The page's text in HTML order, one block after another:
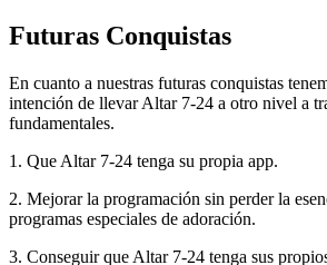
Futuras Conquistas
En cuanto a nuestras futuras conquistas
intención de llevar Altar 7-24 a otro nivel a
fundamentales.
1. Que Altar 7-24 tenga su propia app.
2. Mejorar la programación sin perder la
programas especiales de adoración.
3. Conseguir que Altar 7-24 tenga sus